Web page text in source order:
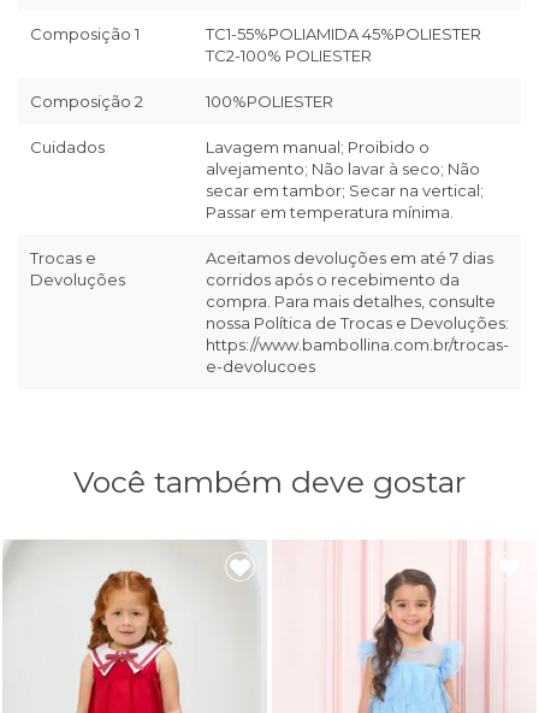
Composição 1
TC1-55%POLIAMIDA 45%POLIESTER
TC2-100% POLIESTER
Composição 2 100%POLIESTER
Cuidados
Lavagem manual; Proibido o
alvejamento; Não lavar à seco; Não
secar em tambor; Secar na vertical;
Passar em temperatura mínima.
Trocas e
Devoluções
Aceitamos devoluções em até 7 dias
corridos após o recebimento da
compra. Para mais detalhes, consulte
nossa Política de Trocas e Devoluções:
https://www.bambollina.com.br/trocas-
e-devolucoes
Você também deve gostar